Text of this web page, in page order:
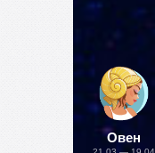
Овен